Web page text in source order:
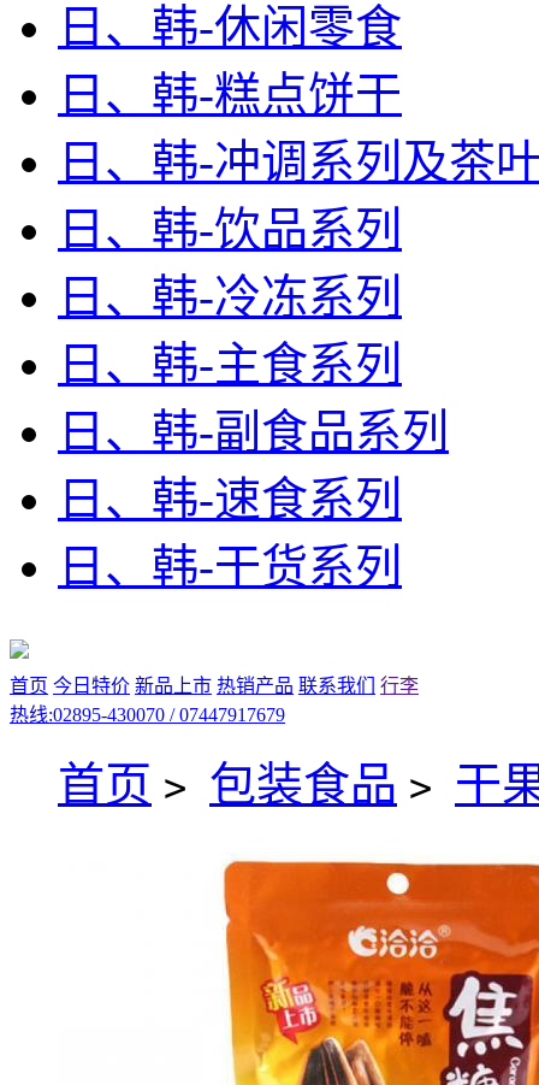
日、韩-休闲零食
日、韩-糕点饼干
日、韩-冲调系列及茶
日、韩-饮品系列
日、韩-冷冻系列
日、韩-主食系列
日、韩-副食品系列
日、韩-速食系列
日、韩-干货系列
首页 今日特价 新品上市 热销产品 联系我们
行李
热线:02895-430070 / 07447917679
首页 > 包装食品 > 干